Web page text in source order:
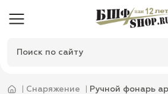
Снаряжение Ручной фонарь